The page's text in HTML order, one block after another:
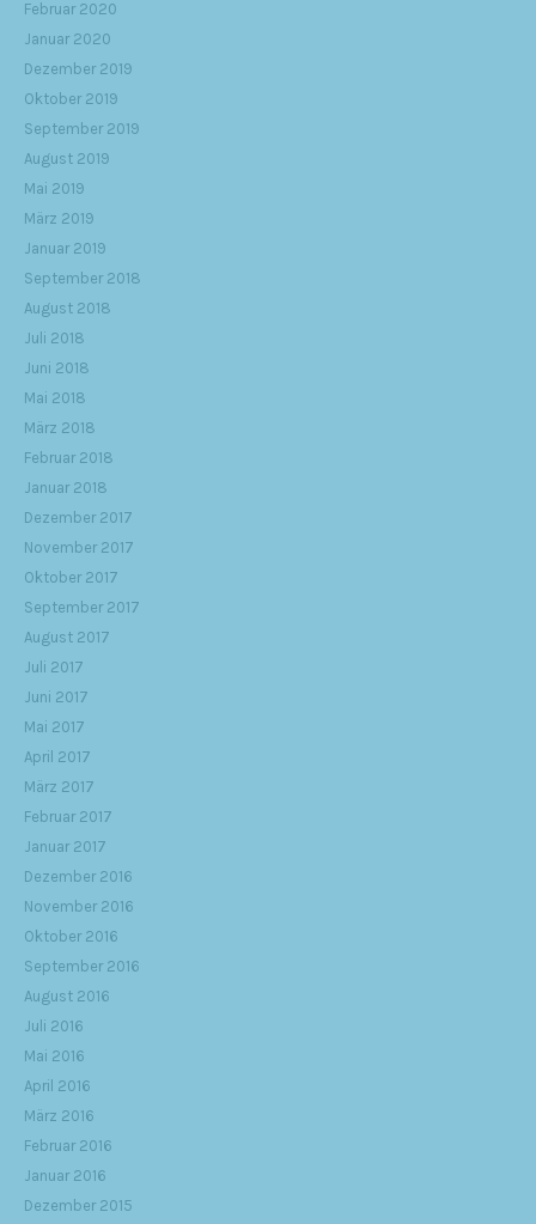
Februar 2020
Januar 2020
Dezember 2019
Oktober 2019
September 2019
August 2019
Mai 2019
März 2019
Januar 2019
September 2018
August 2018
Juli 2018
Juni 2018
Mai 2018
März 2018
Februar 2018
Januar 2018
Dezember 2017
November 2017
Oktober 2017
September 2017
August 2017
Juli 2017
Juni 2017
Mai 2017
April 2017
März 2017
Februar 2017
Januar 2017
Dezember 2016
November 2016
Oktober 2016
September 2016
August 2016
Juli 2016
Mai 2016
April 2016
März 2016
Februar 2016
Januar 2016
Dezember 2015